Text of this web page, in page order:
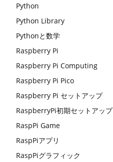
Python
Python Library
Pythonと数学
Raspberry Pi
Raspberry Pi Computing
Raspberry Pi Pico
Raspberry Pi セットアップ
RaspberryPi初期セットアップ
RaspPi Game
RaspPiアプリ
RaspPiグラフィック